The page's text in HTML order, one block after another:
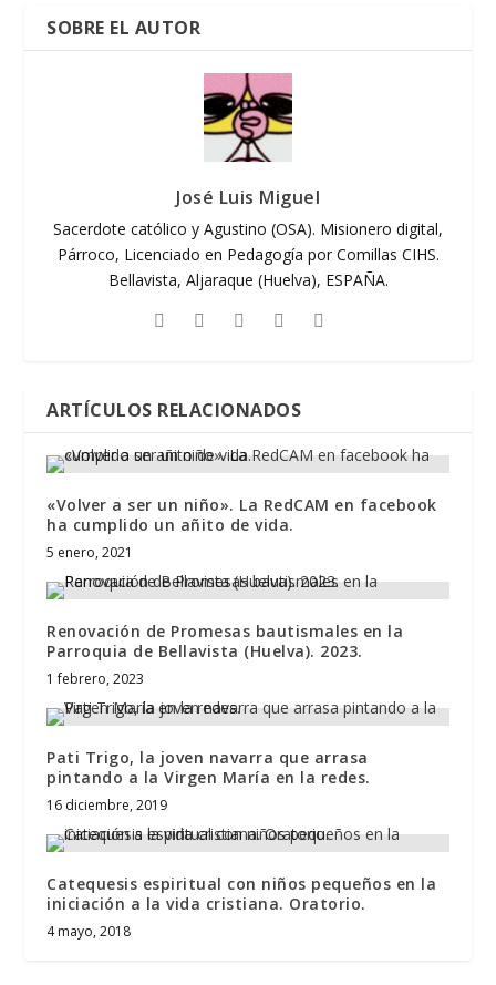
SOBRE EL AUTOR
José Luis Miguel
Sacerdote católico y Agustino (OSA). Misionero digital,
Párroco, Licenciado en Pedagogía por Comillas CIHS.
Bellavista, Aljaraque (Huelva), ESPAÑA.
ARTÍCULOS RELACIONADOS
«Volver a ser un niño». La RedCAM en facebook
ha cumplido un añito de vida.
5 enero, 2021
Renovación de Promesas bautismales en la
Parroquia de Bellavista (Huelva). 2023.
1 febrero, 2023
Pati Trigo, la joven navarra que arrasa
pintando a la Virgen María en la redes.
16 diciembre, 2019
Catequesis espiritual con niños pequeños en la
iniciación a la vida cristiana. Oratorio.
4 mayo, 2018